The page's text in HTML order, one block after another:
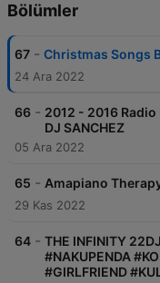
Bölümler
67 - Christmas Songs
24 Ara 2022
66 - 2012 - 2016
DJ SANCHEZ
05 Ara 2022
65 - Amapiano
29 Kas 2022
64 - THE INFINITY
#NAKUPENDA
#GIRLFRIEND